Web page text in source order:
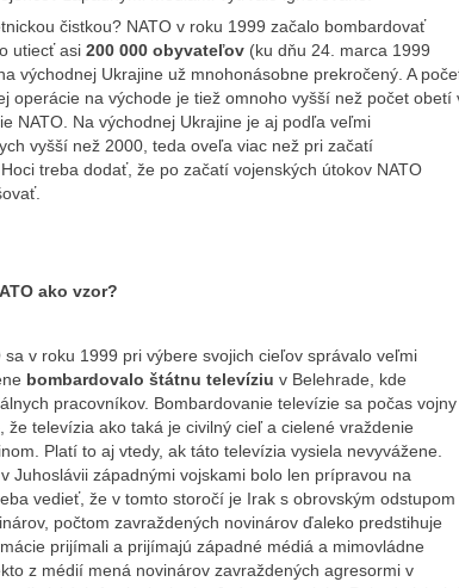
čistkou? NATO v roku 1999 začalo bombardovať
utiecť asi 200 000 obyvateľov (ku dňu 24. marca 1999
východnej Ukrajine už mnohonásobne prekročený. A
operácie na východe je tiež omnoho vyšší než počet obetí
NATO. Na východnej Ukrajine je aj podľa veľmi
vyšší než 2000, teda oveľa viac než pri začatí
treba dodať, že po začatí vojenských útokov NATO
ako vzor?
v roku 1999 pri výbere svojich cieľov správalo veľmi
bombardovalo štátnu televíziu v Belehrade, kde
pracovníkov. Bombardovanie televízie sa počas vojny
televízia ako taká je civilný cieľ a cielené vraždenie
Platí to aj vtedy, ak táto televízia vysiela nevyvážene.
Juhoslávii západnými vojskami bolo len prípravou na
vedieť, že v tomto storočí je Irak s obrovským odstupom
počtom zavraždených novinárov ďaleko predstihuje
prijímali a prijímajú západné médiá a mimovládne
z médií mená novinárov zavraždených agresormi v